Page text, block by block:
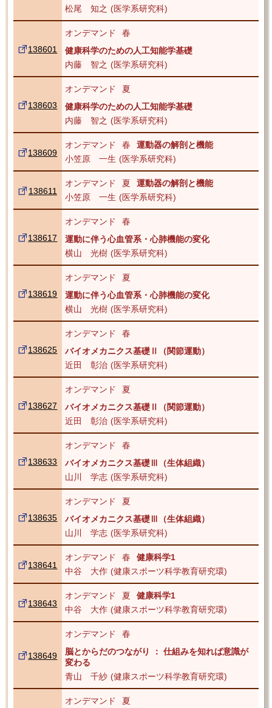
松尾 知之
医学系研究科
138601
オンデマンド
春
健康科学のための人工知能学基礎
内藤 智之
医学系研究科
138603
オンデマンド
夏
健康科学のための人工知能学基礎
内藤 智之
医学系研究科
138609
オンデマンド 春
運動器の解剖と機能
小笠原 一生
医学系研究科
138611
オンデマンド 夏
運動器の解剖と機能
小笠原 一生
医学系研究科
138617
オンデマンド
春
運動に伴う心血管系・心肺機能の変化
横山 光樹
医学系研究科
138619
オンデマンド
夏
運動に伴う心血管系・心肺機能の変化
横山 光樹
医学系研究科
138625
オンデマンド
春
バイオメカニクス基礎Ⅱ（関節運動）
近田 彰治
医学系研究科
138627
オンデマンド
夏
バイオメカニクス基礎Ⅱ（関節運動）
近田 彰治
医学系研究科
138633
オンデマンド
春
バイオメカニクス基礎Ⅲ（生体組織）
山川 学志
医学系研究科
138635
オンデマンド
夏
バイオメカニクス基礎Ⅲ（生体組織）
山川 学志
医学系研究科
138641
オンデマンド 春
健康科学1
中谷 大作
健康スポーツ科学教育研究環
138643
オンデマンド 夏
健康科学1
中谷 大作
健康スポーツ科学教育研究環
138649
オンデマンド
春
脳とからだのつながり ： 仕組みを知れば意識が
変わる
青山 千紗
健康スポーツ科学教育研究環
オンデマンド
夏